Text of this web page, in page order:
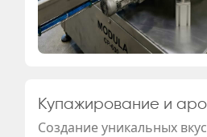
Купажирование и
Создание уникальных